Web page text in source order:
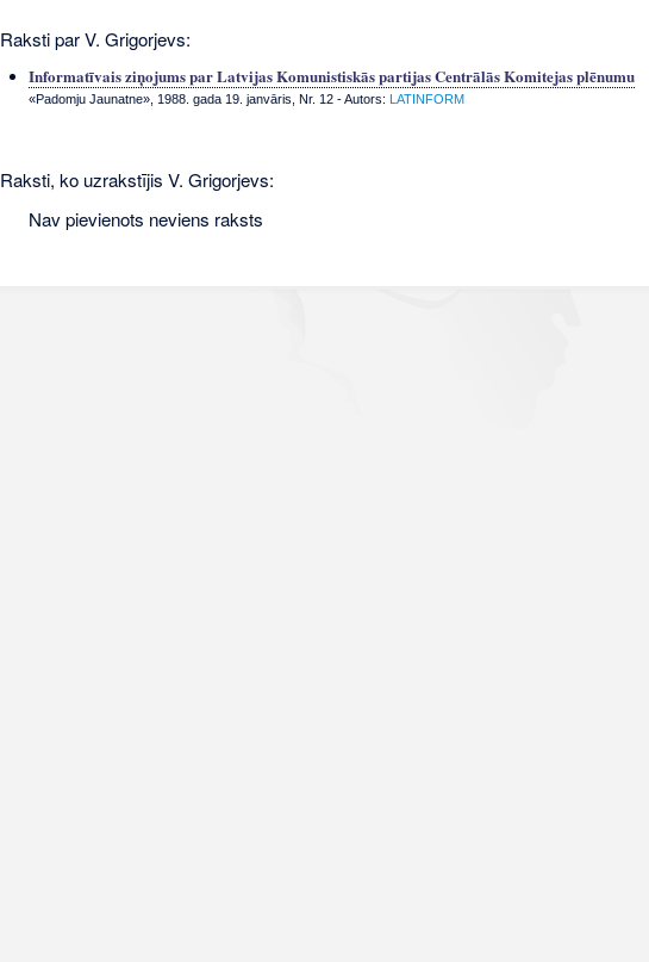
Raksti par V. Grigorjevs:
Informatīvais ziņojums par Latvijas Komunistiskās partijas Centrālās Komitejas plēnumu
«Padomju Jaunatne», 1988. gada 19. janvāris, Nr. 12- Autors: LATINFORM
Raksti, ko uzrakstījis V. Grigorjevs:
Nav pievienots neviens raksts